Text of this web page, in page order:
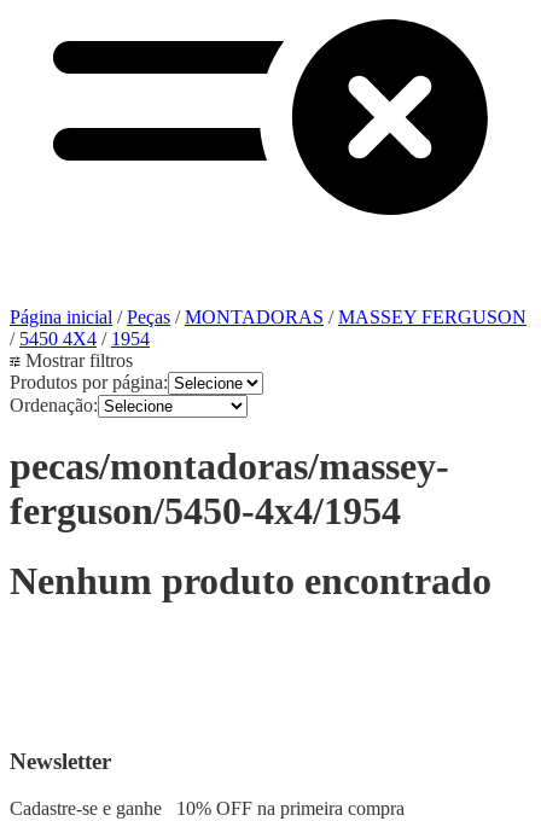
Página inicial /Peças /MONTADORAS /MASSEY FERGUSON
/ 5450 4X4 / 1954
Mostrar filtros
Produtos por página:
Ordenação:
pecas/montadoras/massey-
ferguson/5450-4x4/1954
Nenhum produto encontrado
Newsletter
Cadastre-se e ganhe 10% OFF na primeira compra